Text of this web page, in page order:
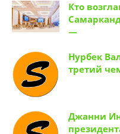
Кто
—
Нурбек
третий
Джанни